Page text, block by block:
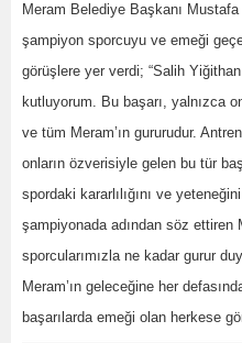
Meram Belediye Başkanı
şampiyon sporcuyu ve emeği
görüşlere yer verdi; “Salih
kutluyorum. Bu başarı, yalnızca
ve tüm Meram’ın gururudur.
onların özverisiyle gelen bu tür
spordaki kararlılığını ve
şampiyonada adından söz ettiren
sporcularımızla ne kadar gurur
Meram’ın geleceğine her
başarılarda emeği olan herkese